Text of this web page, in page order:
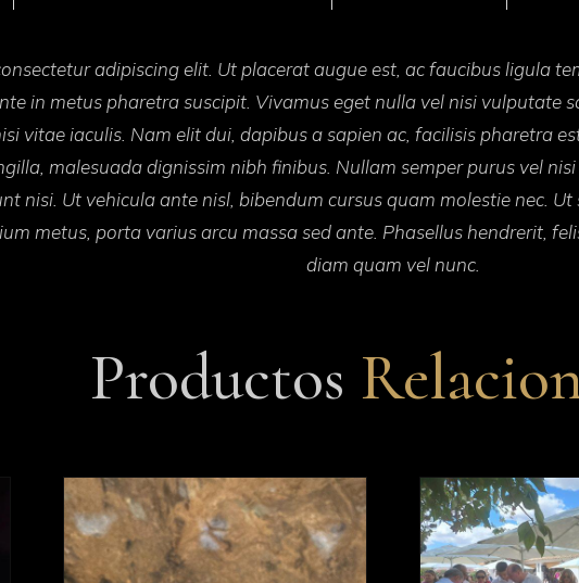
adipiscing elit. Ut placerat augue est, ac faucibus ligula
in metus pharetra suscipit. Vivamus eget nulla vel nisi vulputate
vitae iaculis. Nam elit dui, dapibus a sapien ac, facilisis pharetra
malesuada dignissim nibh finibus. Nullam semper purus vel
nisi. Ut vehicula ante nisl, bibendum cursus quam molestie nec.
metus, porta varius arcu massa sed ante. Phasellus hendrerit,
diam quam vel nunc.
Productos